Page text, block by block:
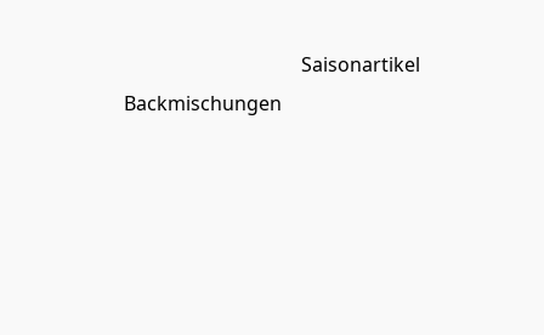
Backmischungen
Saisonartikel